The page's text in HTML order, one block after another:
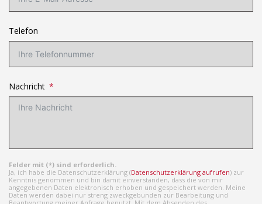
Telefon
Nachricht
Felder mit (*) sind erforderlich.
Ja, ich habe die Datenschutzerklärung (Datenschutzerklärung aufrufen) zur
Kenntnis genommen und bin damit einverstanden, dass die von mir
angegebenen Daten elektronisch erhoben und gespeichert werden. Meine
Daten werden dabei nur streng zweckgebunden zur Bearbeitung und